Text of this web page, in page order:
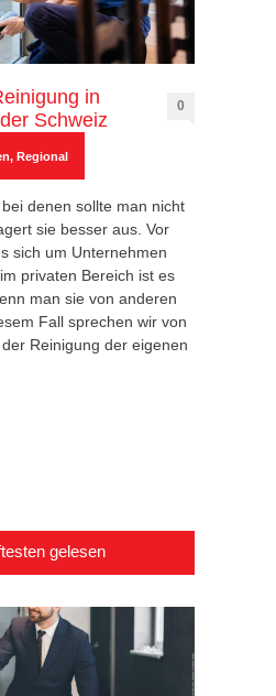
in
Schweiz
0
, Regional
denen sollte man nicht
sie besser aus. Vor
sich um Unternehmen
privaten Bereich ist es
man sie von anderen
Fall sprechen wir von
Reinigung der eigenen
gelesen